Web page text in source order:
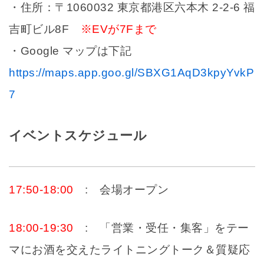
・住所：〒1060032 東京都港区六本木 2-2-6 福
吉町ビル8F
※EVが7Fまで
・Google マップは下記
https://maps.app.goo.gl/SBXG1AqD3kpyYvkP
7
イベントスケジュール
17:50-18:00 : 会場オープン
18:00-19:30 : 「営業・受任・集客」をテー
マにお酒を交えたライトニングトーク＆質疑応